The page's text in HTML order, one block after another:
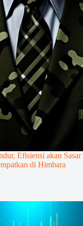
Efisiensi akan
di Himbara